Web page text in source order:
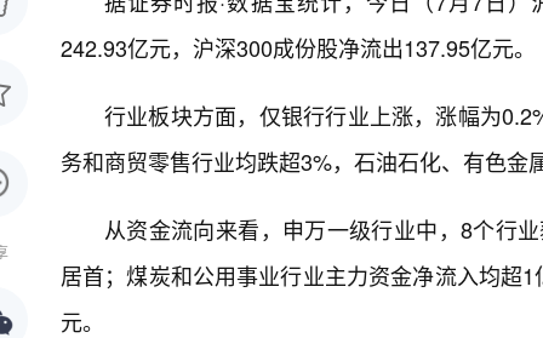
242.93亿元，沪深300成份股净流出137.95亿元。
行业板块方面，仅银行行业上涨，涨幅为
务和商贸零售行业均跌超3%，石油石化、有色
从资金流向来看，申万一级行业中，8个行
居首；煤炭和公用事业行业主力资金净流入均超
元。